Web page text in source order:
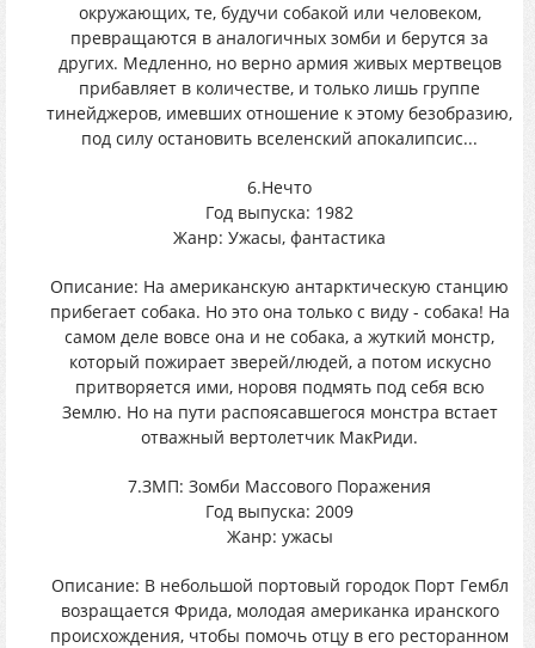
окружающих, те, будучи собакой или человеком,
превращаются в аналогичных зомби и берутся за
других. Медленно, но верно армия живых мертвецов
прибавляет в количестве, и только лишь группе
тинейджеров, имевших отношение к этому безобразию,
под силу остановить вселенский апокалипсис...
6.Нечто
Год выпуска: 1982
Жанр: Ужасы, фантастика
Описание: На американскую антарктическую станцию
прибегает собака. Но это она только с виду - собака! На
самом деле вовсе она и не собака, а жуткий монстр,
который пожирает зверей/людей, а потом искусно
притворяется ими, норовя подмять под себя всю
Землю. Но на пути распоясавшегося монстра встает
отважный вертолетчик МакРиди.
7.ЗМП: Зомби Массового Поражения
Год выпуска: 2009
Жанр: ужасы
Описание: В небольшой портовый городок Порт Гембл
возращается Фрида, молодая американка иранского
происхождения, чтобы помочь отцу в его ресторанном